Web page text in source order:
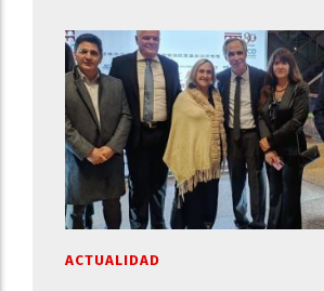
ACTUALIDAD